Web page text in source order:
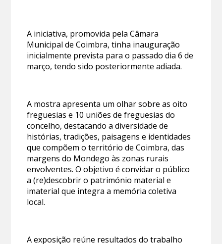
A iniciativa, promovida pela Câmara
Municipal de Coimbra, tinha inauguração
inicialmente prevista para o passado dia 6 de
março, tendo sido posteriormente adiada.
A mostra apresenta um olhar sobre as oito
freguesias e 10 uniões de freguesias do
concelho, destacando a diversidade de
histórias, tradições, paisagens e identidades
que compõem o território de Coimbra, das
margens do Mondego às zonas rurais
envolventes. O objetivo é convidar o público
a (re)descobrir o património material e
imaterial que integra a memória coletiva
local.
A exposição reúne resultados do trabalho